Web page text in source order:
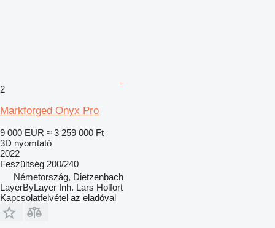
2
Markforged Onyx Pro
9 000 EUR ≈ 3 259 000 Ft
3D nyomtató
2022
Feszültség 200/240
Németország, Dietzenbach
LayerByLayer Inh. Lars Holfort
Kapcsolatfelvétel az eladóval